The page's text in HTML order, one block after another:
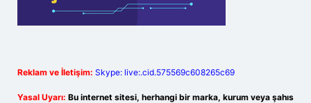
Reklam ve İletişim: Skype: live:.cid.575569c608265c69
Yasal Uyarı: Bu internet sitesi, herhangi bir marka, kurum veya şahıs